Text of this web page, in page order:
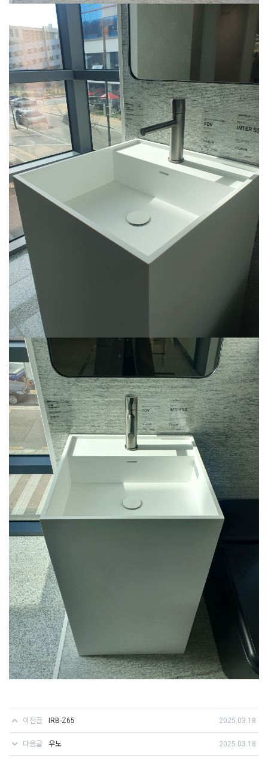
이전글 IRB-Z65 2025.03.18
다음글 우노 2025.03.18